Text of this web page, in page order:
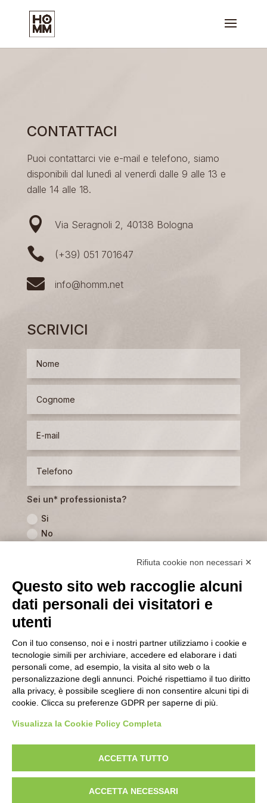
CONTATTACI
Puoi contattarci vie e-mail e telefono, siamo
disponibili dal lunedì al venerdì dalle 9 alle 13 e
dalle 14 alle 18.
 Via Seragnoli 2, 40138 Bologna
 (+39) 051 701647
 info@homm.net
SCRIVICI
Sei un* professionista?
Si
No
Ho letto ed accettato integralmente
l'informativa sulla privacy
INVIA
Rifiuta cookie non necessari ✕
Questo sito web raccoglie alcuni
dati personali dei visitatori e
utenti
Con il tuo consenso, noi e i nostri partner utilizziamo i cookie e
tecnologie simili per archiviare, accedere ed elaborare i dati
personali come, ad esempio, la visita al sito web o la
personalizzazione degli annunci. Poiché rispettiamo il tuo diritto
alla privacy, è possibile scegliere di non consentire alcuni tipi di
cookie. Clicca su preferenze GDPR per saperne di più.
Visualizza la Cookie Policy Completa
ACCETTA TUTTO
ACCETTA NECESSARI